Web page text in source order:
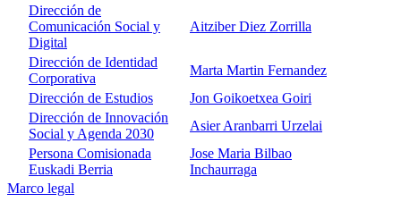
Dirección de
Comunicación Social y
Digital
Aitziber Diez Zorrilla
Dirección de Identidad
Corporativa
Marta Martin Fernandez
Dirección de Estudios
Jon Goikoetxea Goiri
Dirección de Innovación
Social y Agenda 2030
Asier Aranbarri Urzelai
Persona Comisionada
Euskadi Berria
Jose Maria Bilbao
Inchaurraga
Marco legal